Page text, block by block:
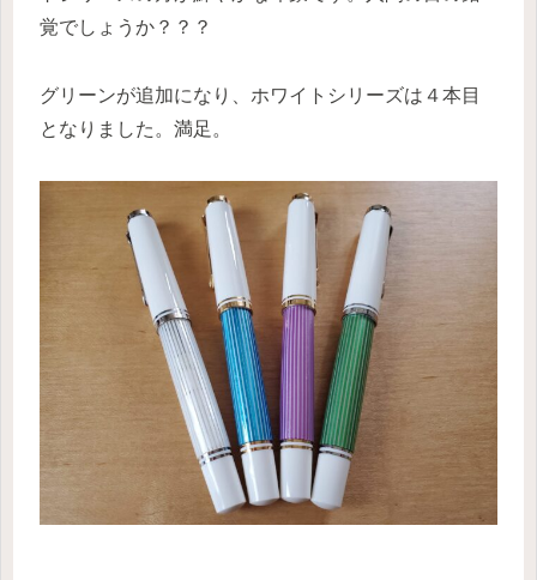
覚でしょうか？？？
グリーンが追加になり、ホワイトシリーズは４本目
となりました。満足。